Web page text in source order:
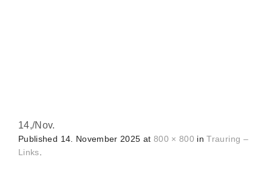
14,/Nov.
Published 14. November 2025 at 800 × 800 inTrauring –
Links.